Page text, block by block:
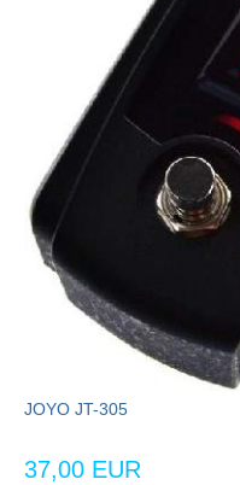
JOYO JT-305
37,00 EUR